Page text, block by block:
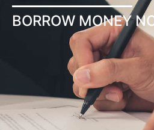
BORROW MONEY